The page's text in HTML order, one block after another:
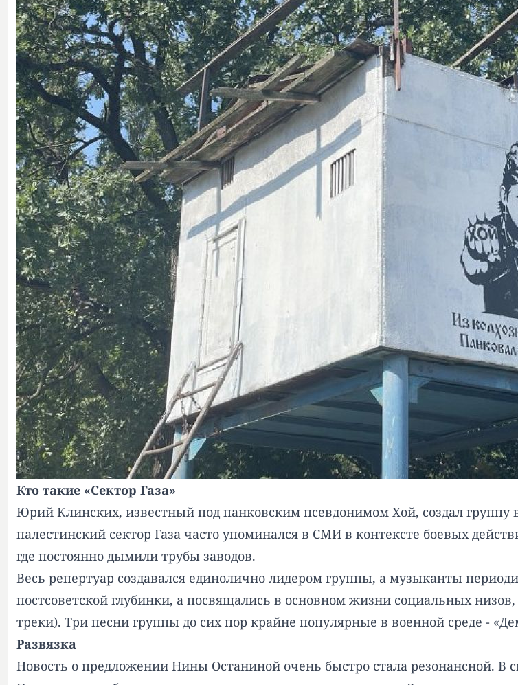
Кто такие «Сектор Газа»
Юрий Клинских, известный под панковским псевдонимом Хой, создал группу
палестинский сектор Газа часто упоминался в СМИ в контексте боевых
где постоянно дымили трубы заводов.
Весь репертуар создавался единолично лидером группы, а музыканты
постсоветской глубинки, а посвящались в основном жизни социальных
треки). Три песни группы до сих пор крайне популярные в военной среде -
Развязка
Новость о предложении Нины Останиной очень быстро стала резонансной. В